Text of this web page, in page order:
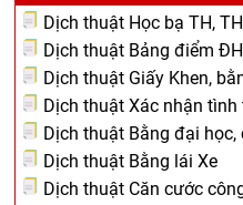
Dịch thuật Học bạ TH,
Dịch thuật Bảng điểm
Dịch thuật Giấy Khen,
Dịch thuật Xác nhận
Dịch thuật Bằng đại học,
Dịch thuật Bằng lái Xe
Dịch thuật Căn cước